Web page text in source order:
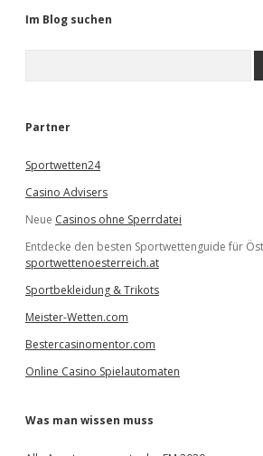
Im Blog suchen
e
Partner
Sportwetten24
Casino Advisers
Neue Casinos ohne Sperrdatei
Entdecke den besten Sportwettenguide für
sportwettenoesterreich.at
Sportbekleidung & Trikots
Meister-Wetten.com
Bestercasinomentor.com
Online Casino Spielautomaten
Was man wissen muss